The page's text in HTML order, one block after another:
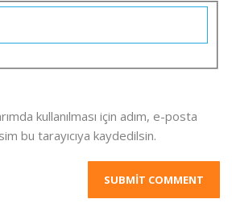
kullanılması için adım, e-posta
bu tarayıcıya kaydedilsin.